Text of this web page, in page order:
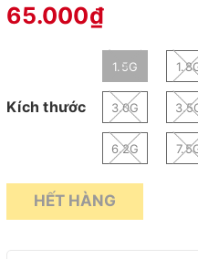
65.000₫
Kích thước
1.5G
3.0G
6.2G
HẾT HÀNG